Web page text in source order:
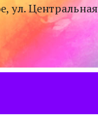
ул.